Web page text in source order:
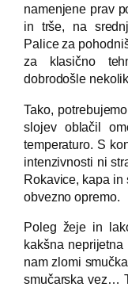
namenjene prav
in trše, na
Palice za
za klasično
dobrodošle
Tako,
slojev oblačil
temperaturo. S
intenzivnosti ni
Rokavice, kapa in
obvezno opremo.
Poleg žeje in
kakšna
nam zlomi
smučarska vez…